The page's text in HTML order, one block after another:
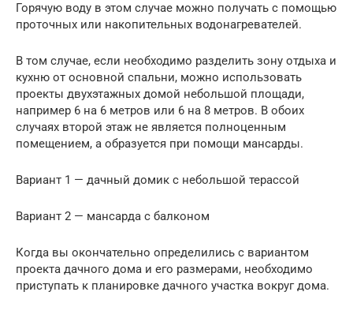
Горячую воду в этом случае можно получать с помощью
проточных или накопительных водонагревателей.
В том случае, если необходимо разделить зону отдыха и
кухню от основной спальни, можно использовать
проекты двухэтажных домой небольшой площади,
например 6 на 6 метров или 6 на 8 метров. В обоих
случаях второй этаж не является полноценным
помещением, а образуется при помощи мансарды.
Вариант 1 — дачный домик с небольшой терассой
Вариант 2 — мансарда с балконом
Когда вы окончательно определились с вариантом
проекта дачного дома и его размерами, необходимо
приступать к планировке дачного участка вокруг дома.